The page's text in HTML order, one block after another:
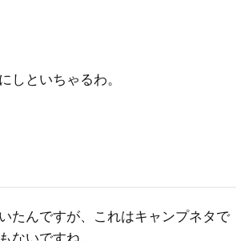
しといちゃるわ。
たんですが、これはキャンプネタで